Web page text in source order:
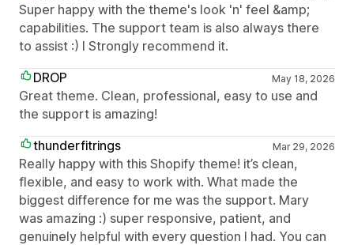
Super happy with the theme's look 'n' feel &amp;
capabilities. The support team is also always there
to assist :) I Strongly recommend it.
DROP
May 18, 2026
Great theme. Clean, professional, easy to use and
the support is amazing!
thunderfitrings
Mar 29, 2026
Really happy with this Shopify theme! it’s clean,
flexible, and easy to work with. What made the
biggest difference for me was the support. Mary
was amazing :) super responsive, patient, and
genuinely helpful with every question I had. You can